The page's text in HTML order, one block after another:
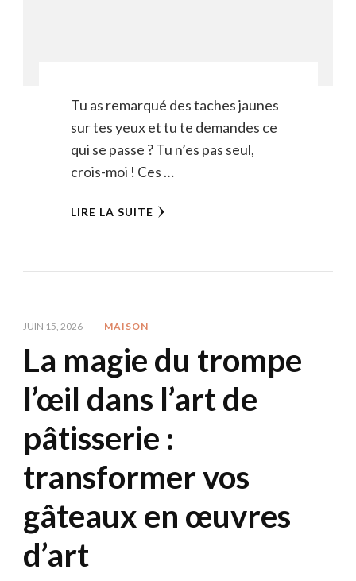
Tu as remarqué des taches jaunes
sur tes yeux et tu te demandes ce
qui se passe ? Tu n’es pas seul,
crois-moi ! Ces …
LIRE LA SUITE
JUIN 15, 2026 MAISON
La magie du trompe
l’œil dans l’art de
pâtisserie :
transformer vos
gâteaux en œuvres
d’art